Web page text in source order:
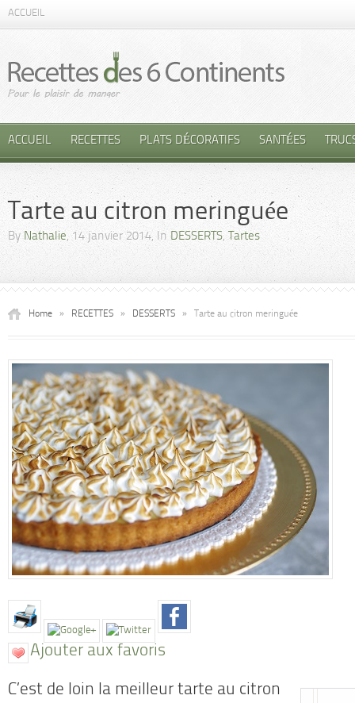
ACCUEIL
ACCUEIL RECETTES PLATS DÉCORATIFS SANTÉES
Tarte au citron meringuée
By Nathalie, 14 janvier 2014, In DESSERTS, Tartes
Home » RECETTES » DESSERTS » Tarte au citron meringuée
Ajouter aux favoris
C’est de loin la meilleur tarte au citron